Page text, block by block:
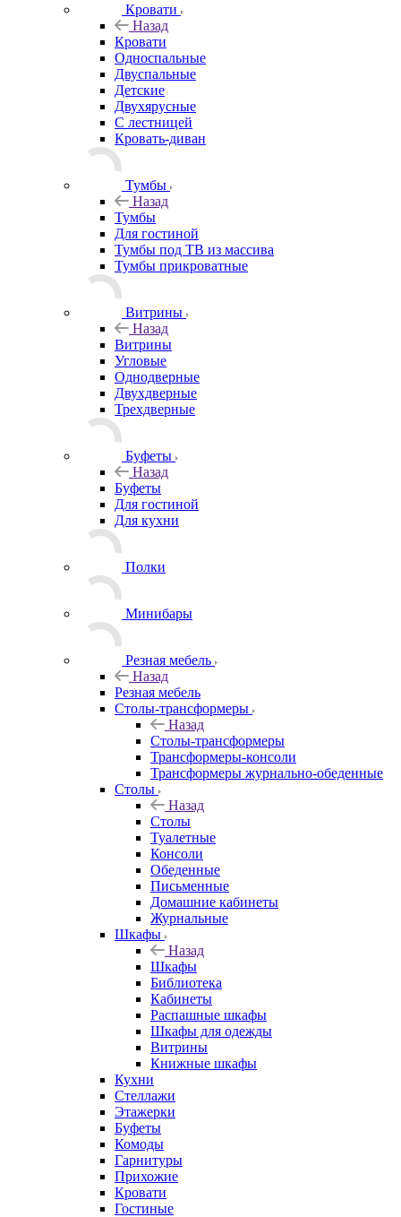
Кровати
Назад
Кровати
Односпальные
Двуспальные
Детские
Двухярусные
С лестницей
Кровать-диван
Тумбы
Назад
Тумбы
Для гостиной
Тумбы под ТВ из массива
Тумбы прикроватные
Витрины
Назад
Витрины
Угловые
Однодверные
Двухдверные
Трехдверные
Буфеты
Назад
Буфеты
Для гостиной
Для кухни
Полки
Минибары
Резная мебель
Назад
Резная мебель
Столы-трансформеры
Назад
Столы-трансформеры
Трансформеры-консоли
Трансформеры журнально-обеденные
Столы
Назад
Столы
Туалетные
Консоли
Обеденные
Письменные
Домашние кабинеты
Журнальные
Шкафы
Назад
Шкафы
Библиотека
Кабинеты
Распашные шкафы
Шкафы для одежды
Витрины
Книжные шкафы
Кухни
Стеллажи
Этажерки
Буфеты
Комоды
Гарнитуры
Прихожие
Кровати
Гостиные